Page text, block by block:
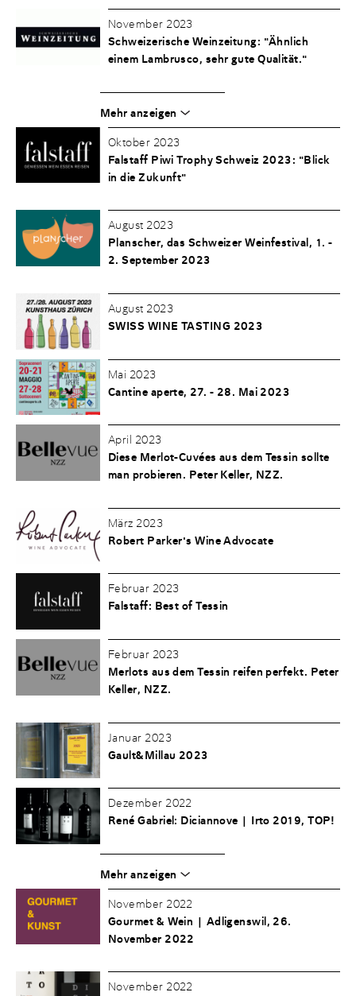
November 2023
Schweizerische Weinzeitung: "Ähnlich
einem Lambrusco, sehr gute Qualität."
Mehr anzeigen
Oktober 2023
Falstaff Piwi Trophy Schweiz 2023: "Blick
in die Zukunft"
August 2023
Planscher, das Schweizer Weinfestival, 1. -
2. September 2023
August 2023
SWISS WINE TASTING 2023
Mai 2023
Cantine aperte, 27. - 28. Mai 2023
April 2023
Diese Merlot-Cuvées aus dem Tessin sollte
man probieren. Peter Keller, NZZ.
März 2023
Robert Parker's Wine Advocate
Februar 2023
Falstaff: Best of Tessin
Februar 2023
Merlots aus dem Tessin reifen perfekt. Peter
Keller, NZZ.
Januar 2023
Gault&Millau 2023
Dezember 2022
René Gabriel: Diciannove | Irto 2019, TOP!
Mehr anzeigen
November 2022
Gourmet & Wein | Adligenswil, 26.
November 2022
November 2022